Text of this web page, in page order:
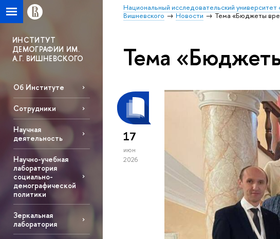
Национальный исследовательский
Вишневского
Новости Тема «Бюджеты
ИНСТИТУТ
ДЕМОГРАФИИ ИМ.
А.Г. ВИШНЕВСКОГО
Об Институте
Сотрудники
Научная
деятельность
Научно-учебная
лаборатория
социально-
демографической
политики
Зеркальная
лаборатория
Тема
17
июн
2026